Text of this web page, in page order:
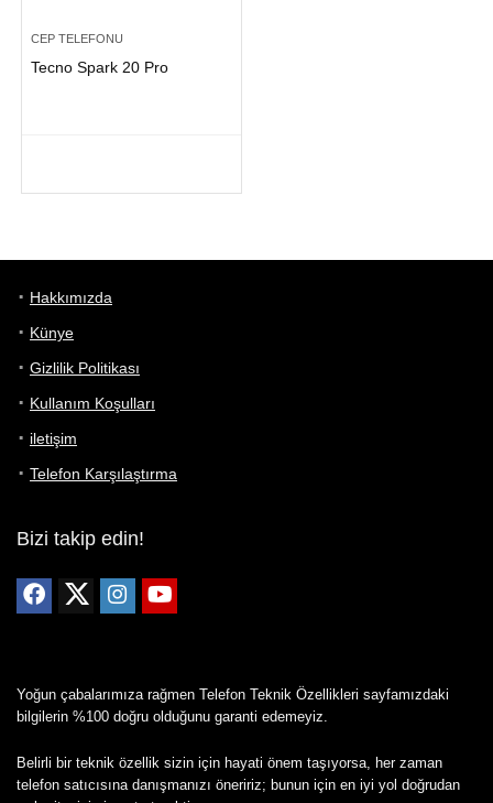
CEP TELEFONU
Tecno Spark 20 Pro
Hakkımızda
Künye
Gizlilik Politikası
Kullanım Koşulları
iletişim
Telefon Karşılaştırma
Bizi takip edin!
Yoğun çabalarımıza rağmen Telefon Teknik Özellikleri sayfamızdaki
bilgilerin %100 doğru olduğunu garanti edemeyiz.
Belirli bir teknik özellik sizin için hayati önem taşıyorsa, her zaman
telefon satıcısına danışmanızı öneririz; bunun için en iyi yol doğrudan